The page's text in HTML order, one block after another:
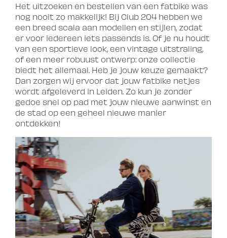
Het uitzoeken en bestellen van een fatbike was
nog nooit zo makkelijk! Bij Club 204 hebben we
een breed scala aan modellen en stijlen, zodat
er voor iedereen iets passends is. Of je nu houdt
van een sportieve look, een vintage uitstraling,
of een meer robuust ontwerp: onze collectie
biedt het allemaal. Heb je jouw keuze gemaakt?
Dan zorgen wij ervoor dat jouw fatbike netjes
wordt afgeleverd in Leiden. Zo kun je zonder
gedoe snel op pad met jouw nieuwe aanwinst en
de stad op een geheel nieuwe manier
ontdekken!